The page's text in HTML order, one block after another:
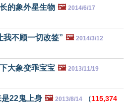
的象外星生物 🖼️ 2014/6/17
我不顾一切改签” 🖼️ 2014/3/12
大象变乖宝宝 🖼️ 2013/11/19
22鬼上身 🖼️ 2013/8/14 （115,374